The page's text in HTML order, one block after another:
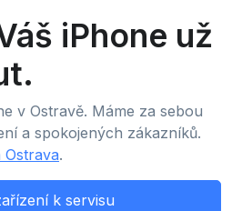
iPhone už
v Ostravě. Máme za sebou
a spokojených zákazníků.
Ostrava.
k servisu